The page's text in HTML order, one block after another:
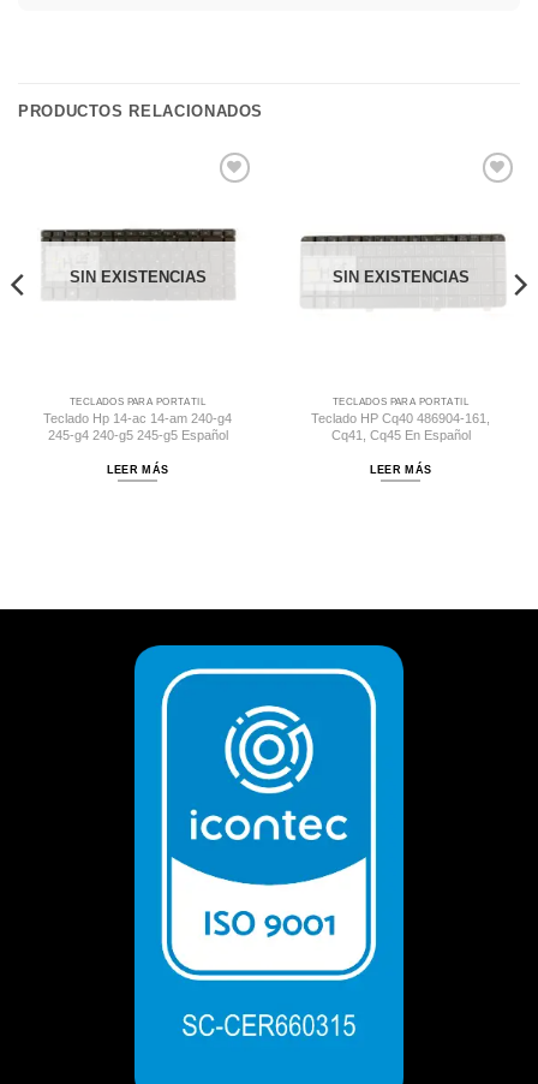
PRODUCTOS RELACIONADOS
SIN EXISTENCIAS
TECLADOS PARA PORTÁTIL
Teclado Hp 14-ac 14-am 240-g4
245-g4 240-g5 245-g5 Español
LEER MÁS
SIN EXISTENCIAS
TECLADOS PARA PORTÁTIL
Teclado HP Cq40 486904-161,
Cq41, Cq45 En Español
LEER MÁS